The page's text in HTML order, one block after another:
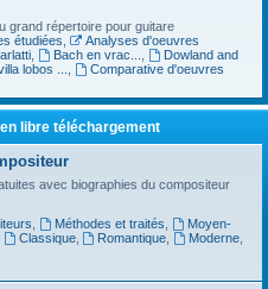
grand répertoire pour guitare
étudiées
Analyses d'oeuvres
, Bach en vrac...
Dowland and
lobos ...
Comparative d'oeuvres
libre téléchargement
avec biographies du compositeur
Méthodes et traités
Moyen-
Classique, Romantique Moderne